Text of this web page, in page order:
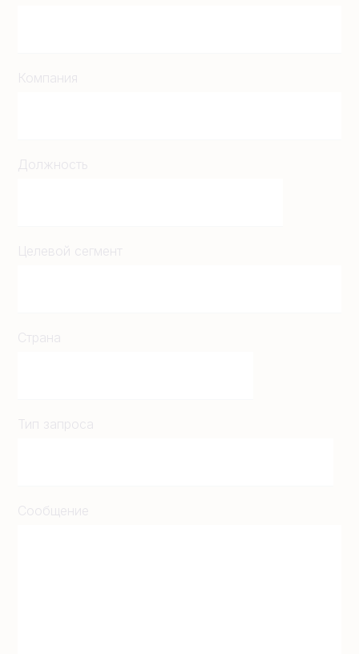
Компания
Должность
Целевой сегмент
Страна
Тип запроса
Сообщение